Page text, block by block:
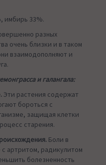
имбирь 33%.
разных
очень близки и в таком
взаимодополняют и
и галангала:
Эти растения содержат
бороться с
защищая клетки
старения.
Боли в
артритом, радикулитом
болезненность